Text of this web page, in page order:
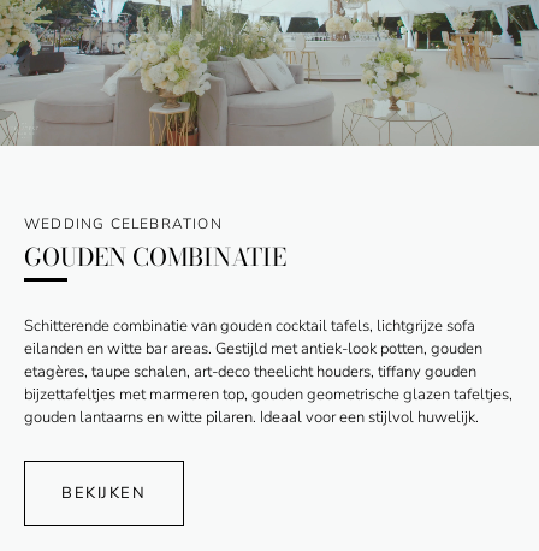
WEDDING CELEBRATION
GOUDEN COMBINATIE
Schitterende combinatie van gouden cocktail tafels, lichtgrijze sofa
eilanden en witte bar areas. Gestijld met antiek-look potten, gouden
etagères, taupe schalen, art-deco theelicht houders, tiffany gouden
bijzettafeltjes met marmeren top, gouden geometrische glazen tafeltjes,
gouden lantaarns en witte pilaren. Ideaal voor een stijlvol huwelijk.
BEKIJKEN